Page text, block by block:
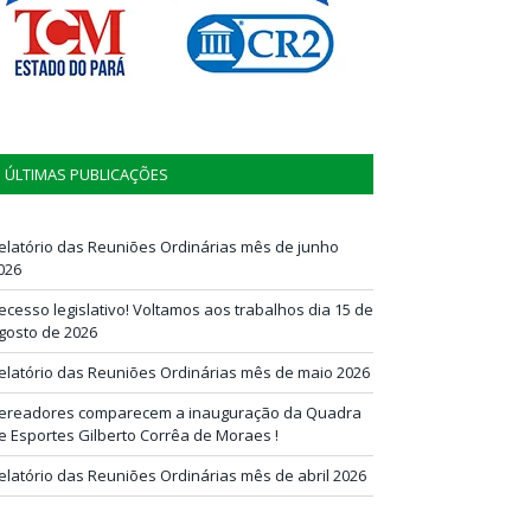
ÚLTIMAS PUBLICAÇÕES
das Reuniões Ordinárias mês de junho
legislativo! Voltamos aos trabalhos dia 15 de
de 2026
das Reuniões Ordinárias mês de maio 2026
comparecem a inauguração da Quadra
Esportes Gilberto Corrêa de Moraes !
das Reuniões Ordinárias mês de abril 2026